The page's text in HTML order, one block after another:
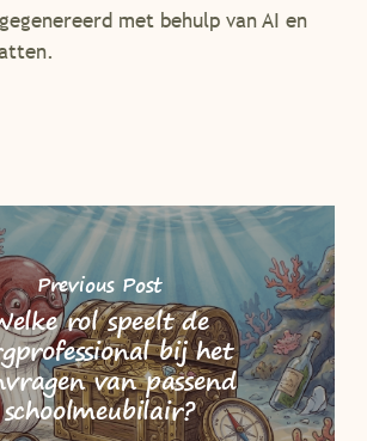
met behulp van AI en
Previous Post
rol speelt de
bij het
van passend
schoolmeubilair?